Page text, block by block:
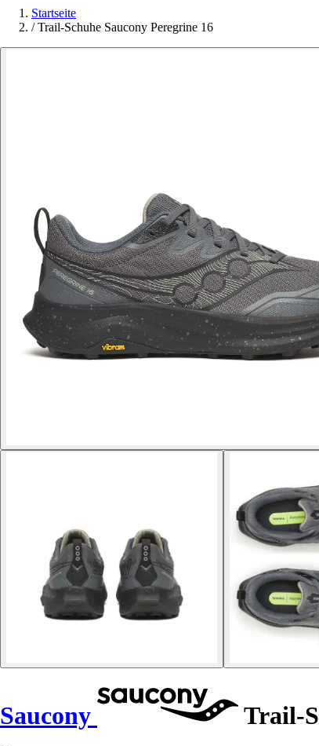
Startseite
/ Trail-Schuhe Saucony Peregrine 16
Saucony Trail-